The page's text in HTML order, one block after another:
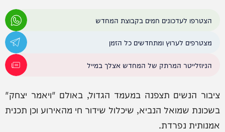
הצטרפו לעדכונים חמים בקבוצת המחדש
מצטרפים לערוץ ומתחדשים כל הזמן
הניוזלייטר המרתק של המחדש אצלך במייל
ציבור הנשים תצפנה במעמד הגדול, באולם "ויאמר יצחק"
בשכונת שמואל הנביא, שיכלול שידור חי מהאירוע וכן תכנית
אמנותית נפרדת.